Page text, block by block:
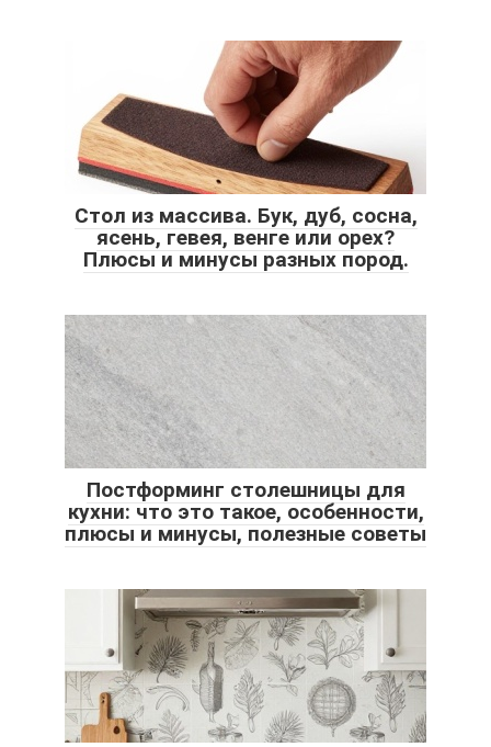
Стол из массива. Бук, дуб, сосна,
ясень, гевея, венге или орех?
Плюсы и минусы разных пород.
Постформинг столешницы для
кухни: что это такое, особенности,
плюсы и минусы, полезные советы